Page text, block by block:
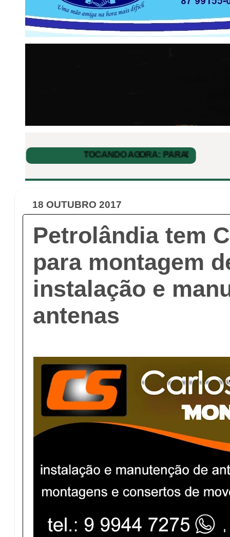
18 OUTUBRO 2017
Petrolândia tem
para montagem
instalação e
antenas